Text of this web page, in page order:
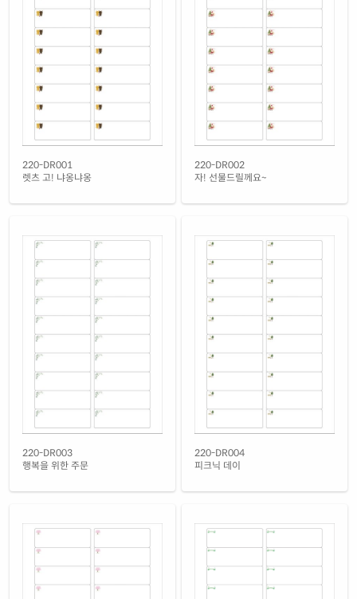
CJ220WU-DX083
재질 설명
흰색 광택 방수 잉크젯
CJ220LU-DX083
CL220LG-DX083
흰색 광택 시치미 레이저
RV220LG-DX083
레이저 전용
흰색 무광 방수 레이저
투명(50μm) 방수 레이저
CL220LT-DX083
재질 설명
노란색 방수 레이저
220-DR001
렛츠 고! 냐옹냐옹
220-DR002
자! 선물드릴께요~
220-DR003
행복을 위한 주문
220-DR004
피크닉 데이